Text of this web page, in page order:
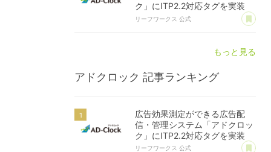
ク」にITP2.2対応タグを実装
リーフワークス 公式 あ
もっと見る
アドクロック 記事ランキング
広告効果測定ができる広告配
信・管理システム「アドクロッ
ク」にITP2.2対応タグを実装
リーフワークス 公式 あ